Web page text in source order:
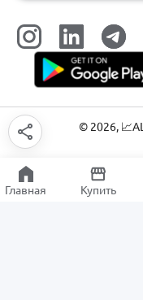
© 2026,
Главная Купить